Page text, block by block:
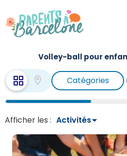
Volley-ball pour
Catégories
Afficher les :